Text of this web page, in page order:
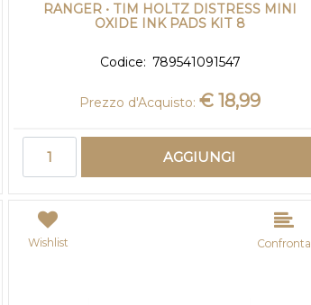
RANGER • TIM HOLTZ DISTRESS MINI
OXIDE INK PADS KIT 8
Codice: 789541091547
Prezzo d'Acquisto: € 18,99
AGGIUNGI
Wishlist Confronta